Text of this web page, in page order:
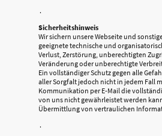
.
Sicherheitshinweis
Wir sichern unsere Webseite und
geeignete technische und
Verlust, Zerstörung, unberechtigten
Veränderung oder unberechtigte
Ein vollständiger Schutz gegen alle
aller Sorgfalt jedoch nicht in jedem Fall
Kommunikation per E-Mail die
von uns nicht gewährleistet werden
Übermittlung von vertraulichen
.